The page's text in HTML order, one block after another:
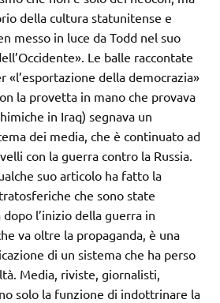
della cultura statunitense e
messo in luce da Todd nel suo
Le balle raccontate
«l’esportazione della democrazia»
la provetta in mano che provava
in Iraq) segnava un
dei media, che è continuato ad
con la guerra contro la Russia.
suo articolo ha fatto la
che sono state
l’inizio della guerra in
va oltre la propaganda, è una
di un sistema che ha perso
Media, riviste, giornalisti,
solo la funzione di indottrinare la